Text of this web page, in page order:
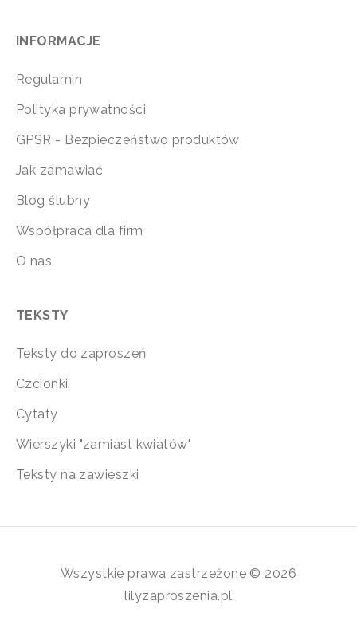
INFORMACJE
Regulamin
Polityka prywatności
GPSR - Bezpieczeństwo produktów
Jak zamawiać
Blog ślubny
Współpraca dla firm
O nas
TEKSTY
Teksty do zaproszeń
Czcionki
Cytaty
Wierszyki "zamiast kwiatów"
Teksty na zawieszki
Wszystkie prawa zastrzeżone © 2026
lilyzaproszenia.pl